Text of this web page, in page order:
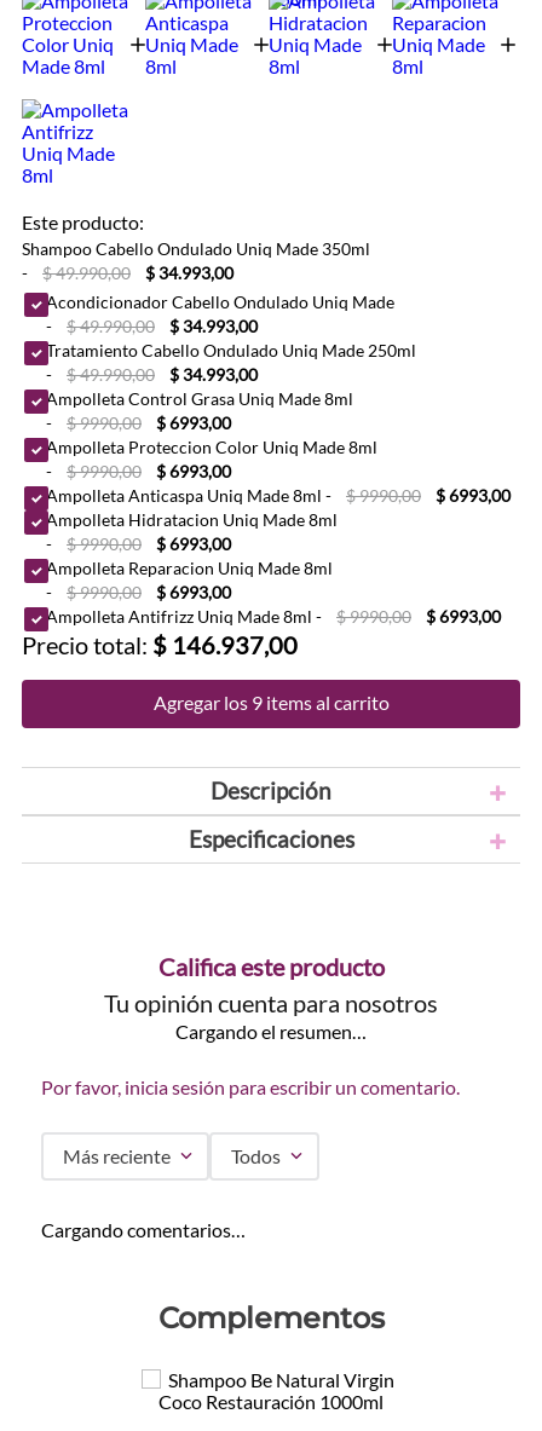
Este producto:
Shampoo Cabello Ondulado Uniq Made 350ml
-
$ 49.990,00
$ 34.993,00
Acondicionador Cabello Ondulado Uniq Made
-
$ 49.990,00
$ 34.993,00
Tratamiento Cabello Ondulado Uniq Made 250ml
-
$ 49.990,00
$ 34.993,00
Ampolleta Control Grasa Uniq Made 8ml
-
$ 9990,00
$ 6993,00
Ampolleta Proteccion Color Uniq Made 8ml
-
$ 9990,00
$ 6993,00
Ampolleta Anticaspa Uniq Made 8ml - $ 9990,00
$ 6993,00
Ampolleta Hidratacion Uniq Made 8ml
-
$ 9990,00
$ 6993,00
Ampolleta Reparacion Uniq Made 8ml
-
$ 9990,00
$ 6993,00
Ampolleta Antifrizz Uniq Made 8ml - $ 9990,00 $ 6993,00
Precio total: $ 146.937,00
Agregar los 9 items al carrito
Descripción
Especificaciones
Califica este producto
Tu opinión cuenta para nosotros
Cargando el resumen…
Por favor, inicia sesión para escribir un comentario.
Más reciente Todos
Cargando comentarios…
Complementos